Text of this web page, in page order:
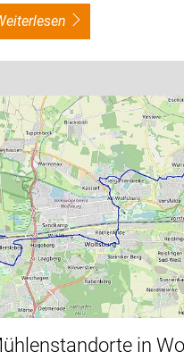
weiterlesen
in